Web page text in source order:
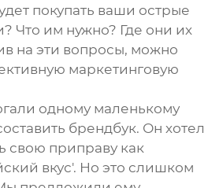
покупать ваши острые
Что им нужно? Где они их
на эти вопросы, можно
маркетинговую
одному маленькому
брендбук. Он хотел
свою приправу как
вкус'. Но это слишком